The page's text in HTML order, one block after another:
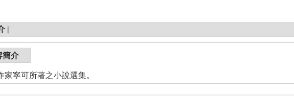
|
簡介
家寧可所著之小說選集。